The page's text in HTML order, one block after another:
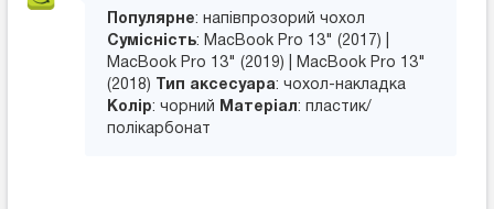
Популярне: напівпрозорий чохол
Сумісність: MacBook Pro 13" (2017) |
MacBook Pro 13" (2019) | MacBook Pro 13"
(2018)
Тип аксесуара: чохол-накладка
Колір: чорний Матеріал: пластик/
полікарбонат